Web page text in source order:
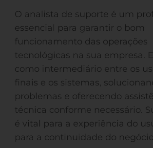
O analista de suporte é um
essencial para garantir o bom
funcionamento das operações
tecnológicas na sua empresa.
como intermediário entre os
finais e os sistemas,
problemas e oferecendo
técnica conforme necessário.
é vital para a experiência do
para a continuidade do